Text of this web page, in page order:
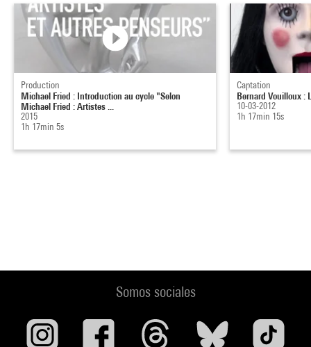
Production
Michael Fried : Introduction au cycle "Selon
Michael Fried : Artistes ...
2015
1h 17min 5s
Captation
Bernard Vouilloux :
10-03-2012
1h 17min 15s
Somos sociales